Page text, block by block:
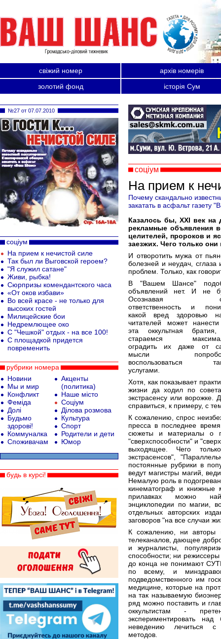
свіжий номер
архів номерів
золотий фонд
історія Сум
соціум
На прием к
Почему скандально
закатать в асфальт газету
Казалось бы, XXI век на
рекламные объявления
целителей, пророков и
заезжих. Чего только
И отворотить мужа от
болезней и неудач,
проблем. Только, как
В "Вашем Шансе"
объявлений нет. И не
Осознавая
ответственность и
какой вред здоровью
читателей может
эта оккультная
стараемся
оградить их даже от
мысли
воспользоваться
услугами.
Хотя, как показывает
жизни да ходил по
экстрасенсу или
справиться, к примеру, с
К сожалению, спрос
пресса в последнее
сюжеты и материалы о
"сверхспособности" и
выходящее. Чего
экстрасенсов",
постоянные рубрики в
ведут магистры магий,
Немалую роль в
кинематограф и книжные
прилавках можно
энциклопедии по магии,
отдельных авторских
заговоров "на все случаи
К сожалению, ни авторы
телеканалов, дающее
и журналисты,
способности; ни
до конца не понимают
по всему, и
подведомственного им
медицине, которые на
на так называемую
ряд можно поставить и
оккультистам -
экспериментировать
неведению лечиться с
методов.
№27 от 07.07.2010
соціум
На прием к нечистой силе
Так был ли Выговской героем?
"Я служил сатане"
Живи, рыбка!
Сюрпризы комендантского часа
«От оков избави»
Во всей красе - не только для
высоких гостей
Милицейские бои
Недремлющее око
С "Чешкой" отдых - на все 100!
С площадкой придется
повременить
рубрики номера
Новини
Мы и мир
Конфликт
Феміда
Долі
Будьмо
здорові!
Коммуналка
Споживачам
Акценты
(политика)
Наше місто
Соціум
Ділова розмова
Культура
Спорт
Родители и дети
Юмор
будь в курсі!